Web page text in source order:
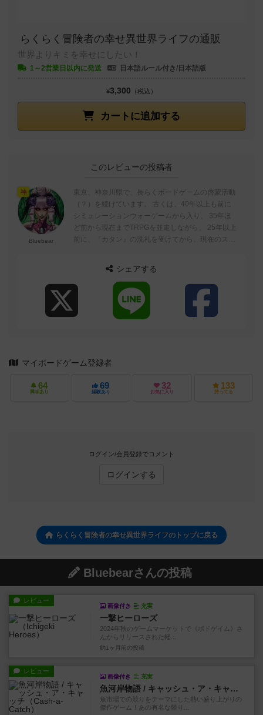
らくらく冒険者の幸せ異世界ライフの通販
世界よりキミを幸せにしたい！
1～2営業日以内に発送 日本語ルール付き/日本語版
カートに追加する
¥3,300 （税込）
このレビューの投稿者
神
Bluebear
東京、神奈川県で、長らくボードゲームの啓蒙活動
（？）を続けています。 古くは、40年以上も前に
シミュレーションウォーゲームから入り、 35年ほ
ど前から現在までTRPGを並走しながら、 25年以上
前に、『カタン』の洗礼を受けてから、現在のスタ
シェアする
マイボードゲーム登録者
64
興味あり
69
経験あり
32
お気に入り
133
持ってる
ログイン/会員登録でコメント
ログインする
らくらく冒険者の幸せ異世界ライフのトップに戻る
Bluebearさんの投稿
レビュー
画像付き 充実
一撃ヒーローズ
2024年秋のゲームマーケットで《ボドゲイム》さ
んからリリースされた軽...
約1ヶ月前 の投稿
レビュー
画像付き 充実
魚河岸物語 / キャッシュ・ア・キャッチ
魚市場での競りをテーマにした熱い盛り上がりの
傑作ゲーム！あの有名な競り...